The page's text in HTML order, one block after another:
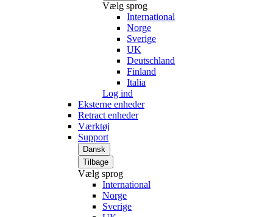
Vælg sprog
International
Norge
Sverige
UK
Deutschland
Finland
Italia
Log ind
Eksterne enheder
Retract enheder
Værktøj
Support
Dansk
Tilbage
Vælg sprog
International
Norge
Sverige